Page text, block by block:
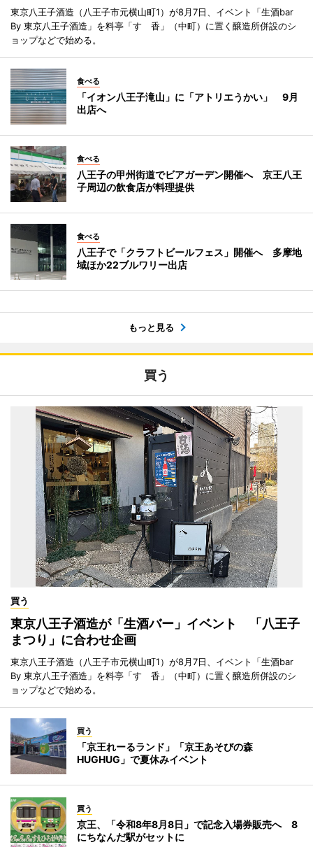
東京八王子酒造（八王子市元横山町1）が8月7日、イベント「生酒bar
By 東京八王子酒造」を料亭「すゞ香」（中町）に置く醸造所併設のシ
ョップなどで始める。
食べる
「イオン八王子滝山」に「アトリエうかい」 9月
出店へ
食べる
八王子の甲州街道でビアガーデン開催へ 京王八王
子周辺の飲食店が料理提供
食べる
八王子で「クラフトビールフェス」開催へ 多摩地
域ほか22ブルワリー出店
もっと見る
買う
買う
東京八王子酒造が「生酒バー」イベント 「八王子
まつり」に合わせ企画
東京八王子酒造（八王子市元横山町1）が8月7日、イベント「生酒bar
By 東京八王子酒造」を料亭「すゞ香」（中町）に置く醸造所併設のシ
ョップなどで始める。
買う
「京王れーるランド」「京王あそびの森
HUGHUG」で夏休みイベント
買う
京王、「令和8年8月8日」で記念入場券販売へ 8
にちなんだ駅がセットに